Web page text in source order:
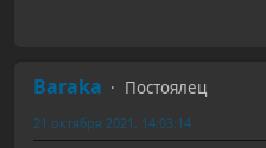
Baraka
Постоялец
21 октября 2021, 14:03:14